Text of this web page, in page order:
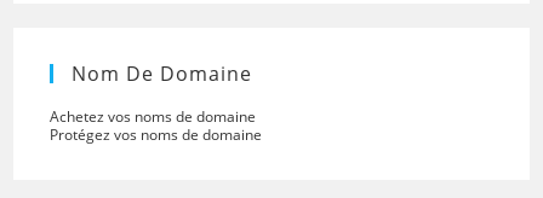
Nom De Domaine
Achetez vos noms de domaine
Protégez vos noms de domaine